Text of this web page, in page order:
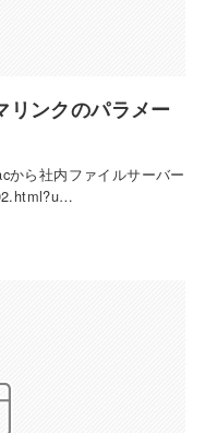
ンクのパラメー
から社内ファイルサーバー